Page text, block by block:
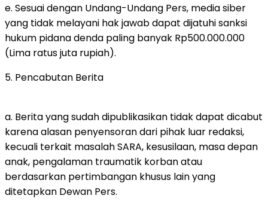
e. Sesuai dengan Undang-Undang Pers, media siber
yang tidak melayani hak jawab dapat dijatuhi sanksi
hukum pidana denda paling banyak Rp500.000.000
(Lima ratus juta rupiah).
5. Pencabutan Berita
a. Berita yang sudah dipublikasikan tidak dapat dicabut
karena alasan penyensoran dari pihak luar redaksi,
kecuali terkait masalah SARA, kesusilaan, masa depan
anak, pengalaman traumatik korban atau
berdasarkan pertimbangan khusus lain yang
ditetapkan Dewan Pers.